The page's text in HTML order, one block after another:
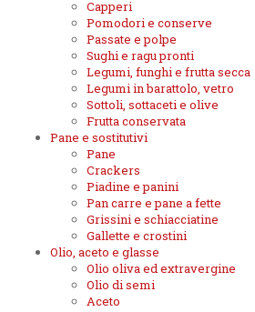
Capperi
Pomodori e conserve
Passate e polpe
Sughi e ragu pronti
Legumi, funghi e frutta secca
Legumi in barattolo, vetro
Sottoli, sottaceti e olive
Frutta conservata
Pane e sostitutivi
Pane
Crackers
Piadine e panini
Pan carre e pane a fette
Grissini e schiacciatine
Gallette e crostini
Olio, aceto e glasse
Olio oliva ed extravergine
Olio di semi
Aceto